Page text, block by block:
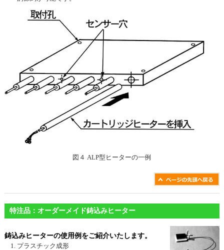
図４ ALP型ヒーターの一例
特注品：オーダーメイド鋳込みヒーター
鋳込みヒーターの使用例をご紹介いたします。
プラスチック成形